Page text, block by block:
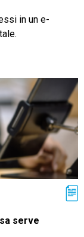
in un e-
serve